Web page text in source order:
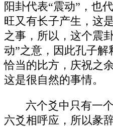
阳卦代表“震动”，也
旺又有长子产生，这
之事，所以，这个震
动”之意，因此孔子解
恰当的比方，庆祝之
这是很自然的事情。
六个爻中只有一
六爻相呼应，所以彖